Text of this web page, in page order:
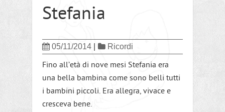
Stefania
05/11/2014 Ricordi
Fino all’età di nove mesi Stefania era
una bella bambina come sono belli tutti
i bambini piccoli. Era allegra, vivace e
cresceva bene.